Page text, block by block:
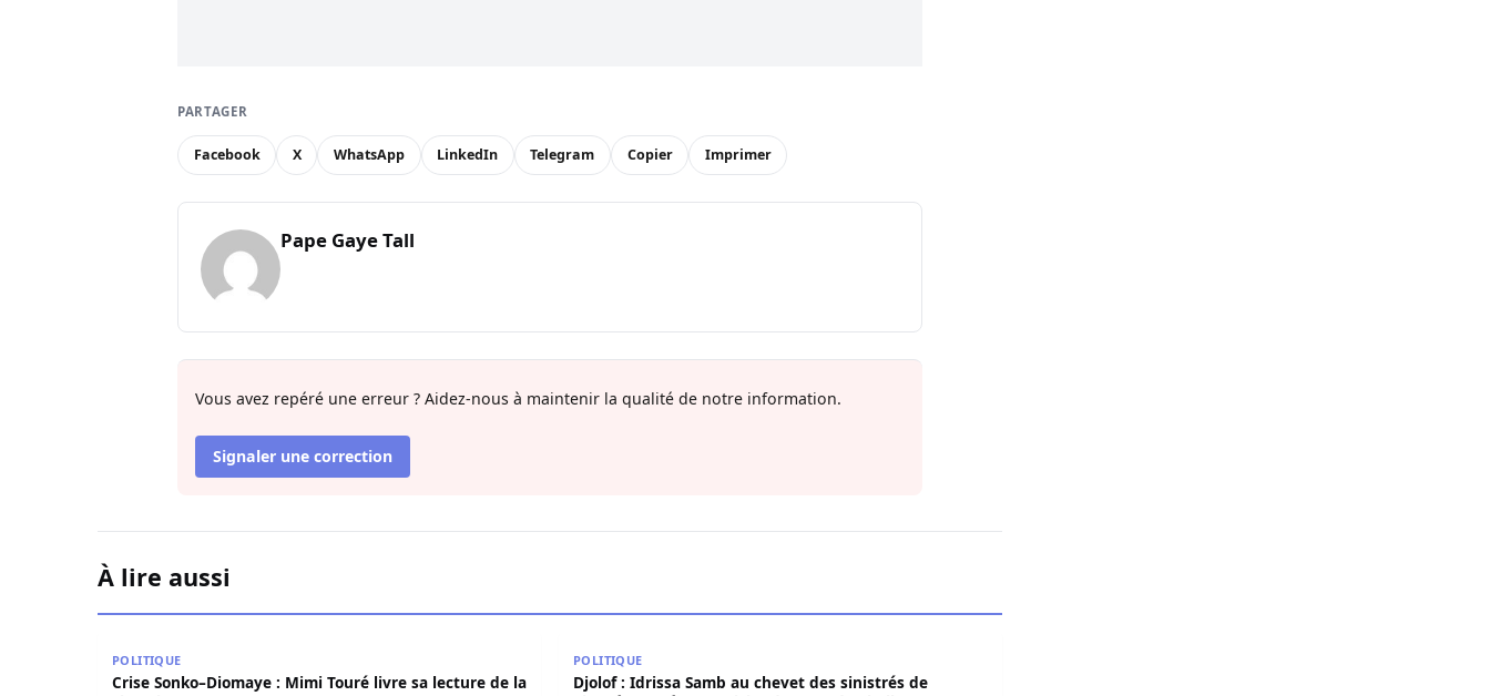
PARTAGER
Facebook X WhatsApp LinkedIn Telegram Copier Imprimer
Pape Gaye Tall
Vous avez repéré une erreur ? Aidez-nous à maintenir la qualité de notre information.
Signaler une correction
À lire aussi
POLITIQUE
Crise Sonko–Diomaye : Mimi Touré livre sa lecture de la
POLITIQUE
Djolof : Idrissa Samb au chevet des sinistrés de